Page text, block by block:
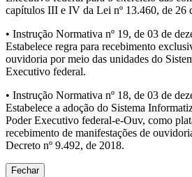
capítulos III e IV da Lei nº 13.460, de 26
• Instrução Normativa nº 19, de 03 de
Estabelece regra para recebimento
ouvidoria por meio das unidades do
Executivo federal.
• Instrução Normativa nº 18, de 03 de
Estabelece a adoção do Sistema
Poder Executivo federal-e-Ouv, como
recebimento de manifestações de
Decreto nº 9.492, de 2018.
Fechar